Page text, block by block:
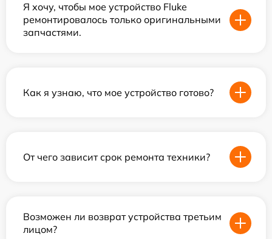
Я хочу, чтобы мое устройство Fluke
ремонтировалось только оригинальными
запчастями.
Как я узнаю, что мое устройство готово?
От чего зависит срок ремонта техники?
Возможен ли возврат устройства третьим
лицом?